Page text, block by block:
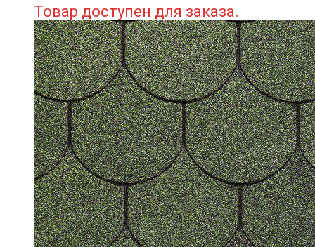
Товар доступен для заказа.